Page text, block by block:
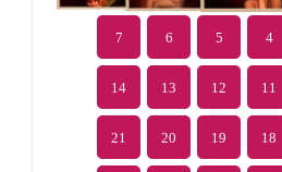
4
5
6
7
11
12
13
14
18
19
20
21